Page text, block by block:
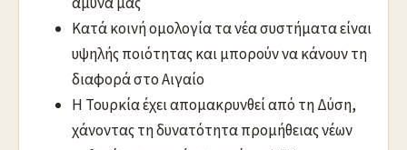
Κατά κοινή ομολογία τα νέα συστήματα είναι
υψηλής ποιότητας και μπορούν να κάνουν τη
διαφορά στο Αιγαίο
Η Τουρκία έχει απομακρυνθεί από τη Δύση,
χάνοντας τη δυνατότητα προμήθειας νέων